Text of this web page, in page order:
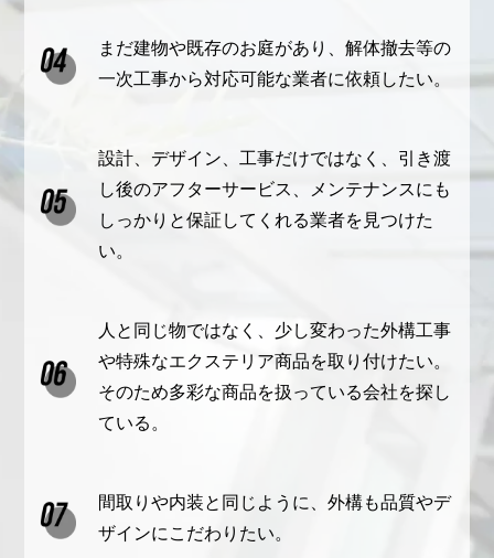
まだ建物や既存のお庭があり、解体撤去等の
一次工事から対応可能な業者に依頼したい。
設計、デザイン、工事だけではなく、引き渡
し後のアフターサービス、メンテナンスにも
しっかりと保証してくれる業者を見つけた
い。
人と同じ物ではなく、少し変わった外構工事
や特殊なエクステリア商品を取り付けたい。
そのため多彩な商品を扱っている会社を探し
ている。
間取りや内装と同じように、外構も品質やデ
ザインにこだわりたい。